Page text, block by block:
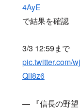
4AyE
で結果を確認
3/3 12:59まで
pic.twitter.com/
QiI8z6
— 『信長の野望